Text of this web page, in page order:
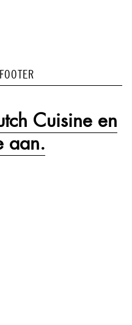
Cuisine en
aan.